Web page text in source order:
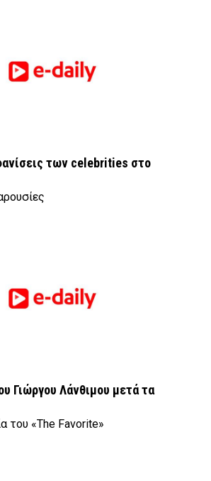
των celebrities στο
Γιώργου Λάνθιμου μετά τα
του «The Favorite»